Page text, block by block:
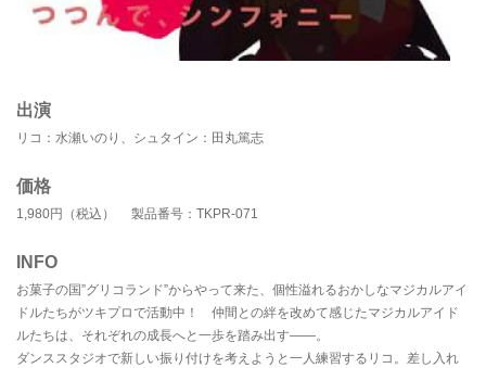
出演
リコ：水瀬いのり、シュタイン：田丸篤志
価格
1,980円（税込） 製品番号：TKPR-071
INFO
お菓子の国”グリコランド”からやって来た、個性溢れるおかしなマジカルアイ
ドルたちがツキプロで活動中！ 仲間との絆を改めて感じたマジカルアイド
ルたちは、それぞれの成長へと一歩を踏み出す――。
ダンススタジオで新しい振り付けを考えようと一人練習するリコ。差し入れ